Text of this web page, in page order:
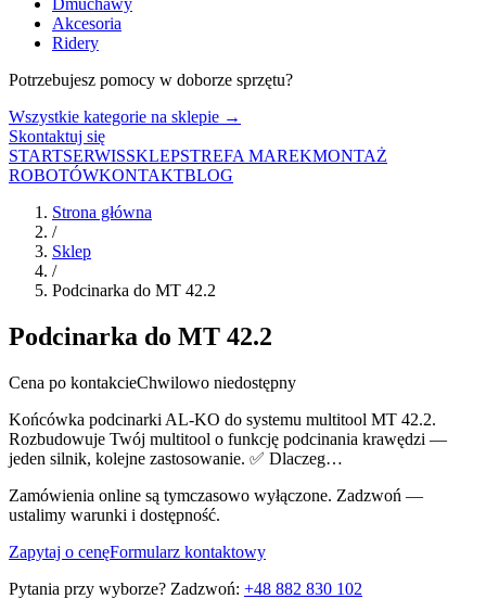
Dmuchawy
Akcesoria
Ridery
Potrzebujesz pomocy w doborze sprzętu?
Wszystkie kategorie na sklepie →
Skontaktuj się
STARTSERWISSKLEPSTREFA MAREKMONTAŻ
ROBOTÓWKONTAKTBLOG
Strona główna
/
Sklep
/
Podcinarka do MT 42.2
Podcinarka do MT 42.2
Cena po kontakcieChwilowo niedostępny
Końcówka podcinarki AL-KO do systemu multitool MT 42.2.
Rozbudowuje Twój multitool o funkcję podcinania krawędzi —
jeden silnik, kolejne zastosowanie. ✅ Dlaczeg…
Zamówienia online są tymczasowo wyłączone. Zadzwoń —
ustalimy warunki i dostępność.
Zapytaj o cenęFormularz kontaktowy
Pytania przy wyborze? Zadzwoń: +48 882 830 102